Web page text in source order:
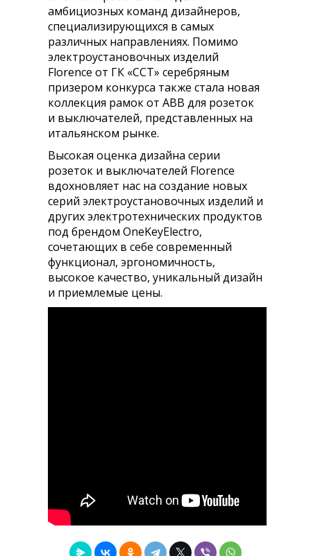
амбициозных команд дизайнеров,
специализирующихся в самых
различных направлениях. Помимо
электроустановочных изделий
Florence от ГК «ССТ» серебряным
призером конкурса также стала новая
коллекция рамок от ABB для розеток
и выключателей, представленных на
итальянском рынке.
Высокая оценка дизайна серии
розеток и выключателей Florence
вдохновляет нас на создание новых
серий электроустановочных изделий и
других электротехнических продуктов
под брендом OneKeyElectro,
сочетающих в себе современный
функционал, эргономичность,
высокое качество, уникальный дизайн
и приемлемые цены.